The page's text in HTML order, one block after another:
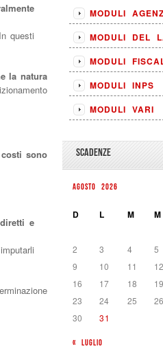
questi
la natura
costi sono
e
MODULI
MODULI DEL
MODULI
MODULI INPS
MODULI VARI
SCADENZE
AGOSTO 2026
D L M M
« LUGLIO
2
3 4 5
9
10 11 12
16
17 18 19
23
24 25 26
30
31